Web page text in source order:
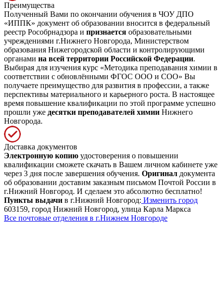
Преимущества
Полученный Вами по окончании обучения в ЧОУ ДПО
«ИППК» документ об образовании вносится в федеральный
реестр Рособрнадзора и признается образовательными
учреждениями г.Нижнего Новгорода, Министерством
образования Нижегородской области и контролирующими
органами на всей территории Российской Федерации.
Выбирая для изучения курс «Методика преподавания химии в
соответствии с обновлёнными ФГОС ООО и СОО» Вы
получаете преимущество для развития в профессии, а также
перспективы материального и карьерного роста. В настоящее
время повышение квалификации по этой программе успешно
прошли уже десятки преподавателей химии Нижнего
Новгорода.
Доставка документов
Электронную копию удостоверения о повышении
квалификации сможете скачать в Вашем личном кабинете уже
через 3 дня после завершения обучения. Оригинал документа
об образовании доставим заказным письмом Почтой России в
г.Нижний Новгород. И сделаем это абсолютно бесплатно!
Пункты выдачи в г.Нижний Новгород: Изменить город
603159, город Нижний Новгород, улица Карла Маркса
Все почтовые отделения в г.Нижнем Новгороде